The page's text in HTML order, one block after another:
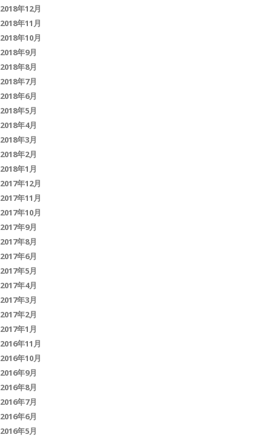
2018年12月
2018年11月
2018年10月
2018年9月
2018年8月
2018年7月
2018年6月
2018年5月
2018年4月
2018年3月
2018年2月
2018年1月
2017年12月
2017年11月
2017年10月
2017年9月
2017年8月
2017年6月
2017年5月
2017年4月
2017年3月
2017年2月
2017年1月
2016年11月
2016年10月
2016年9月
2016年8月
2016年7月
2016年6月
2016年5月